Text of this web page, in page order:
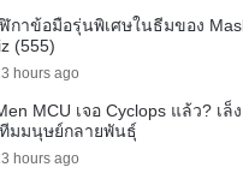
กาข้อมือรุ่นพิเศษในธีมของ
(555)
hours ago
MCU เจอ Cyclops แล้ว? เล็
มมนุษย์กลายพันธุ์
hours ago